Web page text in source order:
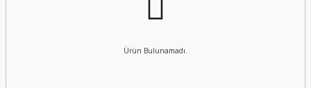
Ürün Bulunamadı.